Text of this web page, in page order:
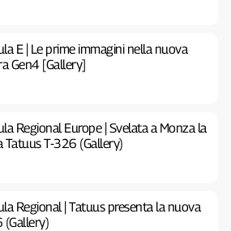
E | Le prime immagini nella nuova
Gen4 [Gallery]
Regional Europe | Svelata a Monza la
Tatuus T-326 (Gallery)
Regional | Tatuus presenta la nuova
(Gallery)